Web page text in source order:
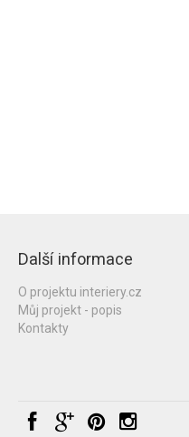
Další informace
O projektu interiery.cz
Můj projekt - popis
Kontakty